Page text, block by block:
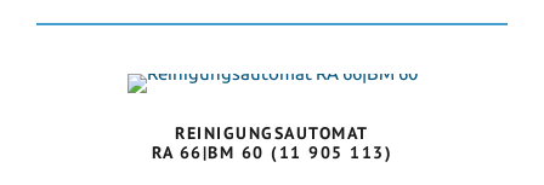
REINIGUNGSAUTOMAT
RA 66|BM 60 (11 905 113)